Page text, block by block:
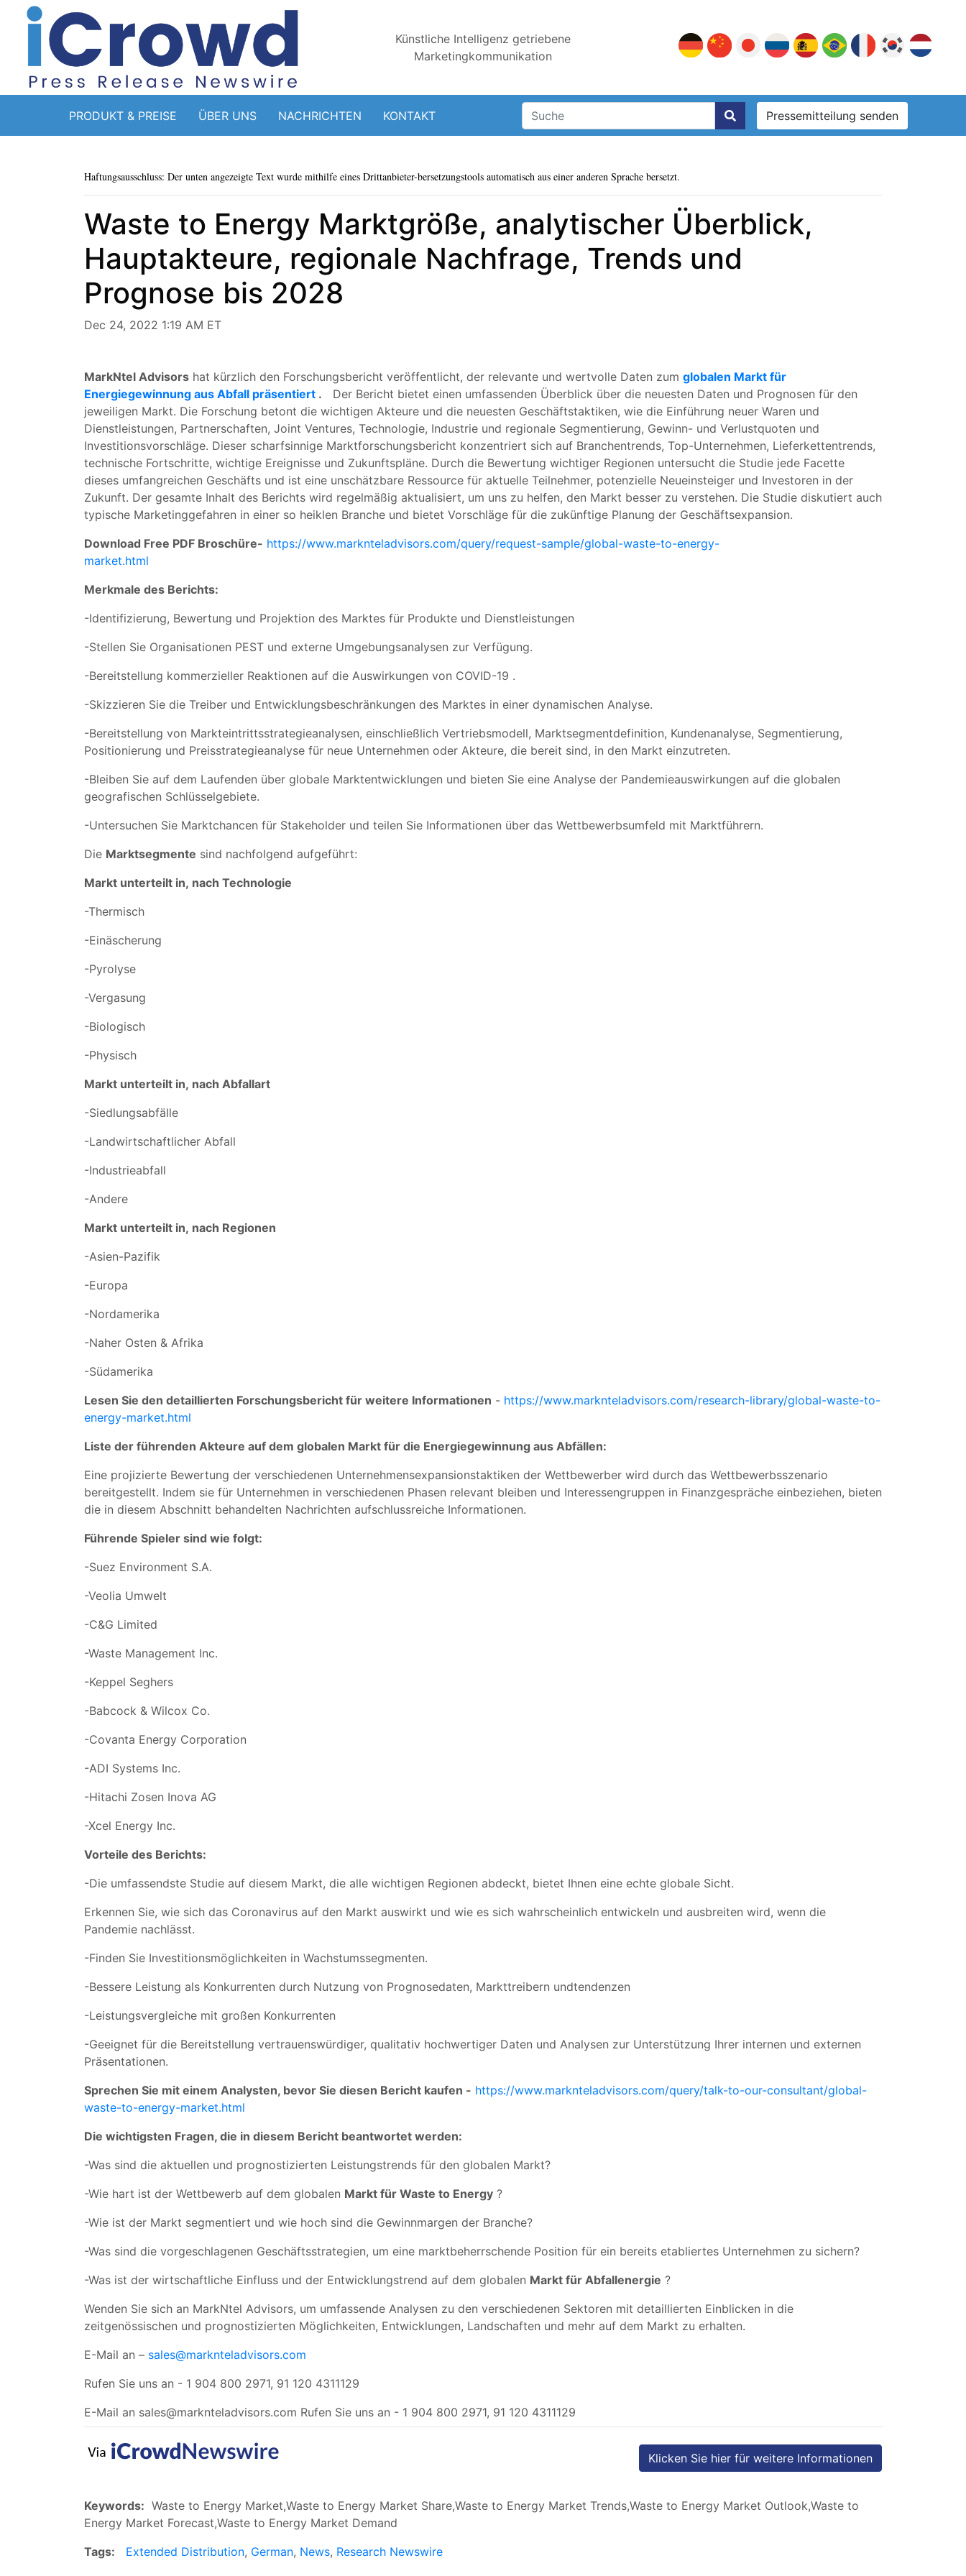
Künstliche Intelligenz getriebene
Marketingkommunikation
PRODUKT & PREISE ÜBER UNS NACHRICHTEN KONTAKT Pressemitteilung senden
Haftungsausschluss: Der unten angezeigte Text wurde mithilfe eines Drittanbieter-bersetzungstools automatisch aus einer anderen Sprache bersetzt.
Waste to Energy Marktgröße, analytischer Überblick,
Hauptakteure, regionale Nachfrage, Trends und
Prognose bis 2028
Dec 24, 2022 1:19 AM ET
MarkNtel Advisors hat kürzlich den Forschungsbericht veröffentlicht, der relevante und wertvolle Daten zum globalen Markt für
Energiegewinnung aus Abfall präsentiert . Der Bericht bietet einen umfassenden Überblick über die neuesten Daten und Prognosen für den
jeweiligen Markt. Die Forschung betont die wichtigen Akteure und die neuesten Geschäftstaktiken, wie die Einführung neuer Waren und
Dienstleistungen, Partnerschaften, Joint Ventures, Technologie, Industrie und regionale Segmentierung, Gewinn- und Verlustquoten und
Investitionsvorschläge. Dieser scharfsinnige Marktforschungsbericht konzentriert sich auf Branchentrends, Top-Unternehmen, Lieferkettentrends,
technische Fortschritte, wichtige Ereignisse und Zukunftspläne. Durch die Bewertung wichtiger Regionen untersucht die Studie jede Facette
dieses umfangreichen Geschäfts und ist eine unschätzbare Ressource für aktuelle Teilnehmer, potenzielle Neueinsteiger und Investoren in der
Zukunft. Der gesamte Inhalt des Berichts wird regelmäßig aktualisiert, um uns zu helfen, den Markt besser zu verstehen. Die Studie diskutiert auch
typische Marketinggefahren in einer so heiklen Branche und bietet Vorschläge für die zukünftige Planung der Geschäftsexpansion.
Download Free PDF Broschüre- https://www.marknteladvisors.com/query/request-sample/global-waste-to-energy-
market.html
Merkmale des Berichts:
-Identifizierung, Bewertung und Projektion des Marktes für Produkte und Dienstleistungen
-Stellen Sie Organisationen PEST und externe Umgebungsanalysen zur Verfügung.
-Bereitstellung kommerzieller Reaktionen auf die Auswirkungen von COVID-19 .
-Skizzieren Sie die Treiber und Entwicklungsbeschränkungen des Marktes in einer dynamischen Analyse.
-Bereitstellung von Markteintrittsstrategieanalysen, einschließlich Vertriebsmodell, Marktsegmentdefinition, Kundenanalyse, Segmentierung,
Positionierung und Preisstrategieanalyse für neue Unternehmen oder Akteure, die bereit sind, in den Markt einzutreten.
-Bleiben Sie auf dem Laufenden über globale Marktentwicklungen und bieten Sie eine Analyse der Pandemieauswirkungen auf die globalen
geografischen Schlüsselgebiete.
-Untersuchen Sie Marktchancen für Stakeholder und teilen Sie Informationen über das Wettbewerbsumfeld mit Marktführern.
Die Marktsegmente sind nachfolgend aufgeführt:
Markt unterteilt in, nach Technologie
-Thermisch
-Einäscherung
-Pyrolyse
-Vergasung
-Biologisch
-Physisch
Markt unterteilt in, nach Abfallart
-Siedlungsabfälle
-Landwirtschaftlicher Abfall
-Industrieabfall
-Andere
Markt unterteilt in, nach Regionen
-Asien-Pazifik
-Europa
-Nordamerika
-Naher Osten & Afrika
-Südamerika
Lesen Sie den detaillierten Forschungsbericht für weitere Informationen - https://www.marknteladvisors.com/research-library/global-waste-to-
energy-market.html
Liste der führenden Akteure auf dem globalen Markt für die Energiegewinnung aus Abfällen:
Eine projizierte Bewertung der verschiedenen Unternehmensexpansionstaktiken der Wettbewerber wird durch das Wettbewerbsszenario
bereitgestellt. Indem sie für Unternehmen in verschiedenen Phasen relevant bleiben und Interessengruppen in Finanzgespräche einbeziehen, bieten
die in diesem Abschnitt behandelten Nachrichten aufschlussreiche Informationen.
Führende Spieler sind wie folgt:
-Suez Environment S.A.
-Veolia Umwelt
-C&G Limited
-Waste Management Inc.
-Keppel Seghers
-Babcock & Wilcox Co.
-Covanta Energy Corporation
-ADI Systems Inc.
-Hitachi Zosen Inova AG
-Xcel Energy Inc.
Vorteile des Berichts:
-Die umfassendste Studie auf diesem Markt, die alle wichtigen Regionen abdeckt, bietet Ihnen eine echte globale Sicht.
Erkennen Sie, wie sich das Coronavirus auf den Markt auswirkt und wie es sich wahrscheinlich entwickeln und ausbreiten wird, wenn die
Pandemie nachlässt.
-Finden Sie Investitionsmöglichkeiten in Wachstumssegmenten.
-Bessere Leistung als Konkurrenten durch Nutzung von Prognosedaten, Markttreibern undtendenzen
-Leistungsvergleiche mit großen Konkurrenten
-Geeignet für die Bereitstellung vertrauenswürdiger, qualitativ hochwertiger Daten und Analysen zur Unterstützung Ihrer internen und externen
Präsentationen.
Sprechen Sie mit einem Analysten, bevor Sie diesen Bericht kaufen - https://www.marknteladvisors.com/query/talk-to-our-consultant/global-
waste-to-energy-market.html
Die wichtigsten Fragen, die in diesem Bericht beantwortet werden:
-Was sind die aktuellen und prognostizierten Leistungstrends für den globalen Markt?
-Wie hart ist der Wettbewerb auf dem globalen Markt für Waste to Energy ?
-Wie ist der Markt segmentiert und wie hoch sind die Gewinnmargen der Branche?
-Was sind die vorgeschlagenen Geschäftsstrategien, um eine marktbeherrschende Position für ein bereits etabliertes Unternehmen zu sichern?
-Was ist der wirtschaftliche Einfluss und der Entwicklungstrend auf dem globalen Markt für Abfallenergie ?
Wenden Sie sich an MarkNtel Advisors, um umfassende Analysen zu den verschiedenen Sektoren mit detaillierten Einblicken in die
zeitgenössischen und prognostizierten Möglichkeiten, Entwicklungen, Landschaften und mehr auf dem Markt zu erhalten.
E-Mail an – sales@marknteladvisors.com
Rufen Sie uns an - 1 904 800 2971, 91 120 4311129
E-Mail an sales@marknteladvisors.com Rufen Sie uns an - 1 904 800 2971, 91 120 4311129
Klicken Sie hier für weitere Informationen
Keywords: Waste to Energy Market,Waste to Energy Market Share,Waste to Energy Market Trends,Waste to Energy Market Outlook,Waste to
Energy Market Forecast,Waste to Energy Market Demand
Tags:
Extended Distribution, German, News, Research Newswire